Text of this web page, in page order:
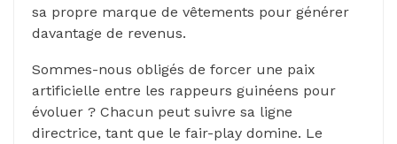
sa propre marque de vêtements pour générer
davantage de revenus.
Sommes-nous obligés de forcer une paix
artificielle entre les rappeurs guinéens pour
évoluer ? Chacun peut suivre sa ligne
directrice, tant que le fair-play domine. Le